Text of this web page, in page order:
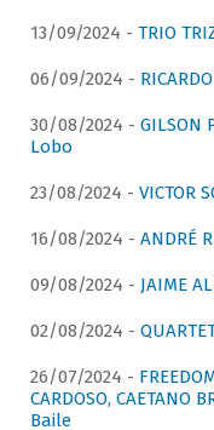
13/09/2024 - TRIO
06/09/2024 -
30/08/2024 - GILSON
Lobo
23/08/2024 - VICTOR
16/08/2024 - ANDRÉ
09/08/2024 - JAIME
02/08/2024 -
26/07/2024 -
CARDOSO, CAETANO
Baile